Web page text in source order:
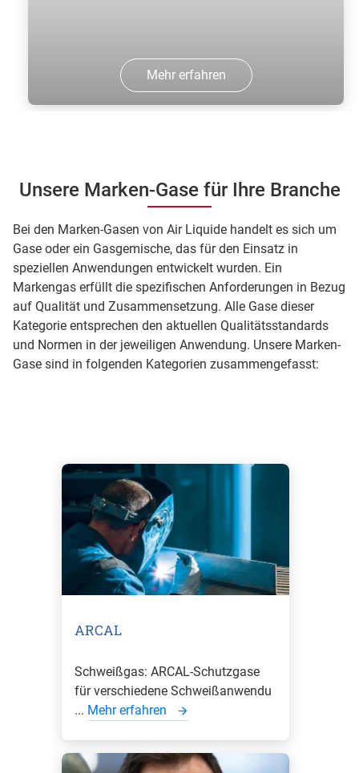
Mehr erfahren
Unsere Marken-Gase für Ihre Branche
Bei den Marken-Gasen von Air Liquide handelt es sich um
Gase oder ein Gasgemische, das für den Einsatz in
speziellen Anwendungen entwickelt wurden. Ein
Markengas erfüllt die spezifischen Anforderungen in Bezug
auf Qualität und Zusammensetzung. Alle Gase dieser
Kategorie entsprechen den aktuellen Qualitätsstandards
und Normen in der jeweiligen Anwendung. Unsere Marken-
Gase sind in folgenden Kategorien zusammengefasst:
ARCAL
Schweißgas: ARCAL-Schutzgase
für verschiedene Schweißanwendu
... Mehr erfahren